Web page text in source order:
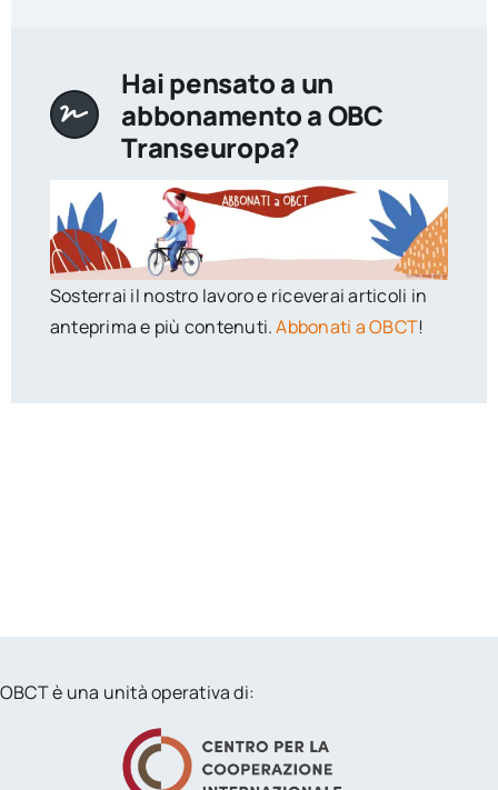
Hai pensato a un
abbonamento a OBC
Transeuropa?
Sosterrai il nostro lavoro e riceverai articoli in
anteprima e più contenuti.Abbonati a OBCT!
OBCT è una unità operativa di: